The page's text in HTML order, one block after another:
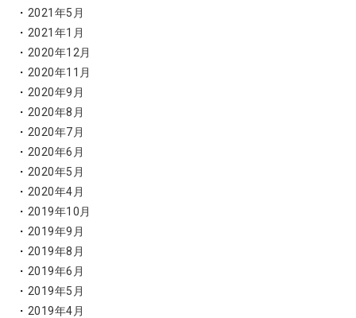
2021年5月
2021年1月
2020年12月
2020年11月
2020年9月
2020年8月
2020年7月
2020年6月
2020年5月
2020年4月
2019年10月
2019年9月
2019年8月
2019年6月
2019年5月
2019年4月